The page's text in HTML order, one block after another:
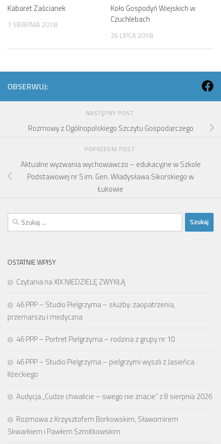
Kabaret Zaścianek
7 SIERPNIA 2018
Koło Gospodyń Wiejskich w
Czuchlebach
26 LIPCA 2018
OBSERWUJ:
NASTĘPNY POST
Rozmowy z Ogólnopolskiego Szczytu Gospodarczego
POPRZEDNI POST
Aktualne wyzwania wychowawczo – edukacyjne w Szkole
Podstawowej nr 5 im. Gen. Władysława Sikorskiego w
Łukowie
Szukaj:
OSTATNIE WPISY
Czytania na XIX NIEDZIELĘ ZWYKŁĄ
46 PPP – Studio Pielgrzyma – służby: zaopatrzenia,
przemarszu i medyczna
46 PPP – Portret Pielgrzyma – rodzina z grupy nr 10
46 PPP – Studio Pielgrzyma – pielgrzymi wyszli z Jasieńca
Iłżeckiego
Audycja „Cudze chwalicie – swego nie znacie” z 8 sierpnia 2026
Rozmowa z Krzysztofem Borkowskim, Sławomirem
Skwarkiem i Pawłem Szmitkowskim